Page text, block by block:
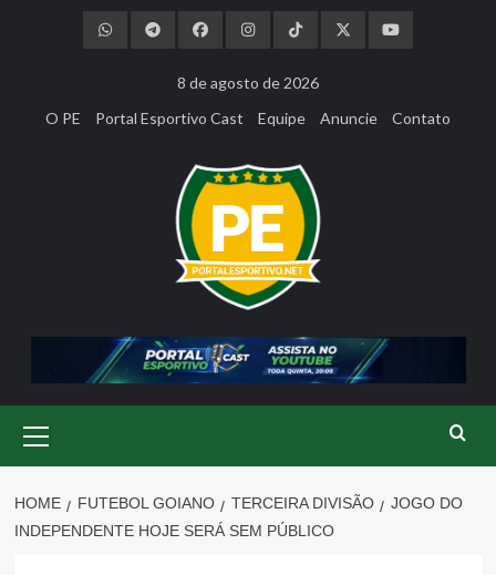
8 de agosto de 2026
O PE
Portal Esportivo Cast Equipe Anuncie Contato
Menu
HOME FUTEBOL GOIANO TERCEIRA DIVISÃO
JOGO DO
INDEPENDENTE HOJE SERÁ SEM PÚBLICO